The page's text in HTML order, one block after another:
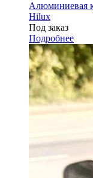
Алюминиевая
Hilux
Под заказ
Подробнее